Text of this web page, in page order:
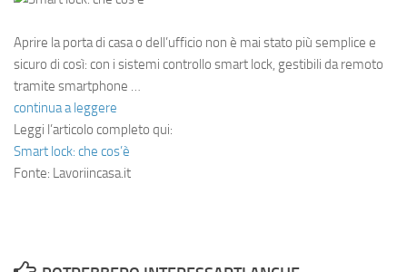
Aprire la porta di casa o dell’ufficio non è mai stato più semplice e
sicuro di così: con i sistemi controllo smart lock, gestibili da remoto
tramite smartphone …
continua a leggere
Leggi l’articolo completo qui:
Smart lock: che cos’è
Fonte: Lavoriincasa.it